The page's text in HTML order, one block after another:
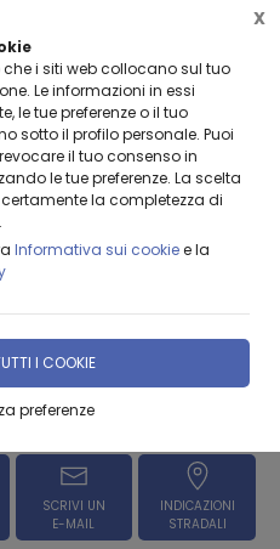
i siti web collocano sul tuo
Le informazioni in essi
le tue preferenze o il tuo
sotto il profilo personale. Puoi
il tuo consenso in
le tue preferenze. La scelta
la completezza di
Informativa sui cookiee la
I COOKIE
preferenze
X
GROUP
additivi e cementi
isolante
SCRIVI UN
E-MAIL
INDICAZIONI
STRADALI